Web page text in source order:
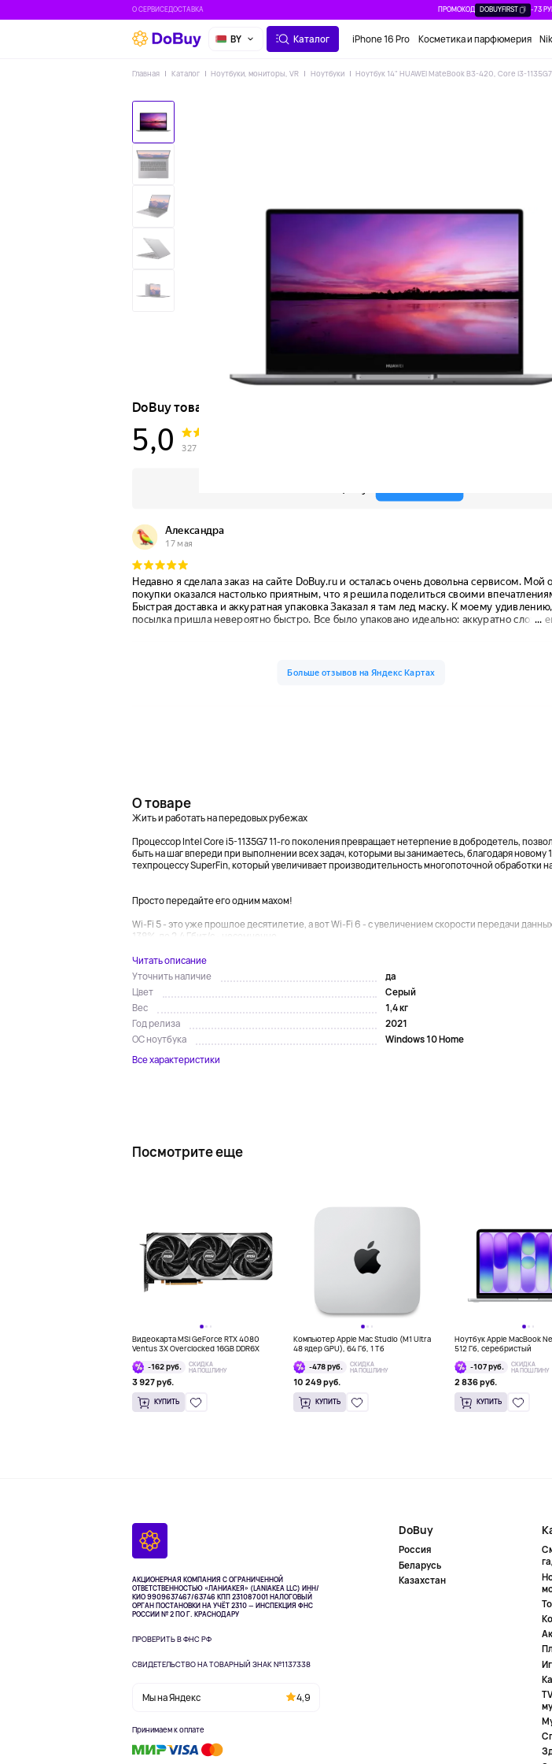
О СЕРВИСЕДОСТАВКА ПРОМОКОД DOBUYFIRST -73
BY Каталог iPhone 16 Pro Косметика и парфюмерия
Главная Каталог Ноутбуки, мониторы, VR Ноутбуки Ноутбук 14" HUAWEI MateBook B3-420, Core i3-
О товаре
Жить и работать на передовых рубежах
Процессор Intel Core i5-1135G7 11-го поколения превращает нетерпение в добродетель,
быть на шаг впереди при выполнении всех задач, которыми вы занимаетесь, благодаря новому
техпроцессу SuperFin, который увеличивает производительность многопоточной обработки
Просто передайте его одним махом!
Wi-Fi 5 - это уже прошлое десятилетие, а вот Wi-Fi 6 - с увеличением скорости передачи
138%, до 2,4 Гбит/с - несомненно,...
Читать описание
Уточнить наличие
да
Цвет
Серый
Вес
1,4 кг
Год релиза
2021
ОС ноутбука
Windows 10 Home
Все характеристики
Посмотрите еще
Видеокарта MSI GeForce RTX 4080
Ventus 3X Overclocked 16GB DDR6X
-162 руб.
СКИДКА
НА ПОШЛИНУ
3 927 руб.
КУПИТЬ
Компьютер Apple Mac Studio (M1 Ultra
48 ядер GPU), 64 Гб, 1 Тб
-478 руб.
СКИДКА
НА ПОШЛИНУ
10 249 руб.
КУПИТЬ
Ноутбук Apple MacBook
512 Гб, серебристый
-107 руб.
СКИДКА
НА ПОШЛИНУ
2 836 руб.
КУПИТЬ
АКЦИОНЕРНАЯ КОМПАНИЯ С ОГРАНИЧЕННОЙ
ОТВЕТСТВЕННОСТЬЮ «ЛАНИАКЕЯ» (LANIAKEA LLC) ИНН/
КИО 9909637467/63746 КПП 231087001НАЛОГОВЫЙ
ОРГАН ПОСТАНОВКИ НА УЧЁТ 2310 — ИНСПЕКЦИЯ ФНС
РОССИИ № 2 ПО Г. КРАСНОДАРУ
ПРОВЕРИТЬ В ФНС РФ
СВИДЕТЕЛЬСТВО НА ТОВАРНЫЙ ЗНАК №1137338
Мы на Яндекс 4,9
Принимаем к оплате
DoBuy
Россия
Беларусь
Казахстан